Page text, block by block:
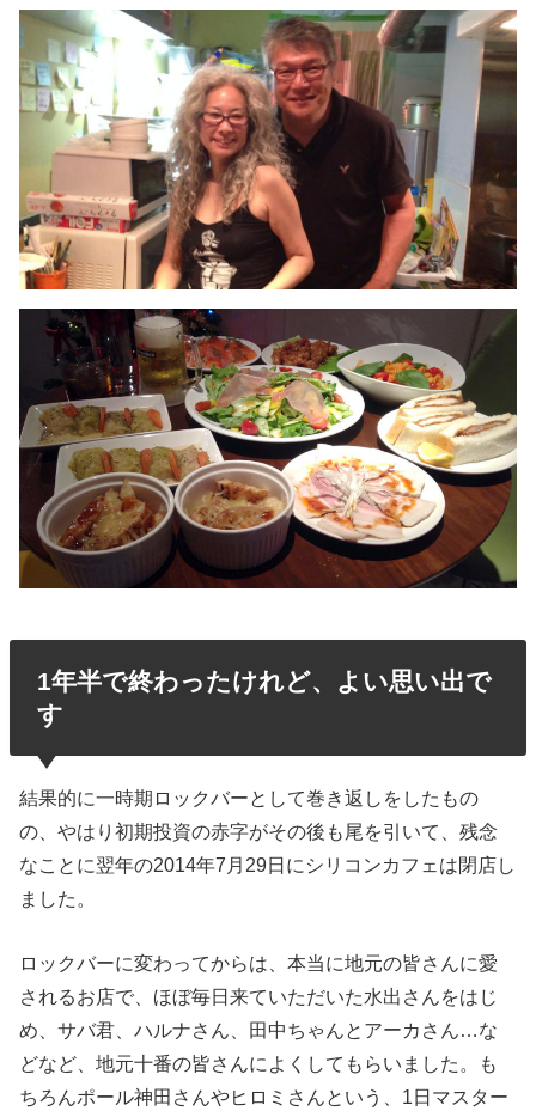
1年半で終わったけれど、よい思い出で
す
結果的に一時期ロックバーとして巻き返しをしたもの
の、やはり初期投資の赤字がその後も尾を引いて、残念
なことに翌年の2014年7月29日にシリコンカフェは閉店し
ました。
ロックバーに変わってからは、本当に地元の皆さんに愛
されるお店で、ほぼ毎日来ていただいた水出さんをはじ
め、サバ君、ハルナさん、田中ちゃんとアーカさん…な
どなど、地元十番の皆さんによくしてもらいました。も
ちろんポール神田さんやヒロミさんという、1日マスター